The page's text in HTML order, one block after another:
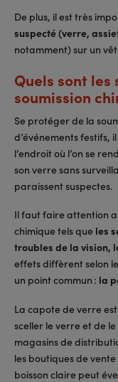
De plus, il est très
suspecté (verre,
notamment) sur un
Quels sont les
soumission
Se protéger de la
d’événements festifs,
l’endroit où l’on se
son verre sans
paraissent suspectes.
Il faut faire attention
chimique tels que les
troubles de la vision,
effets diffèrent selon
un point commun : la
La capote de verre
sceller le verre et de
magasins de
les boutiques de
boisson claire peut